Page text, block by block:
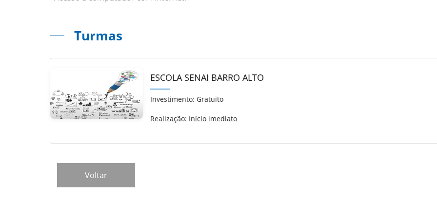
Turmas
ESCOLA SENAI BARRO ALTO
Investimento: Gratuito
Realização: Início imediato